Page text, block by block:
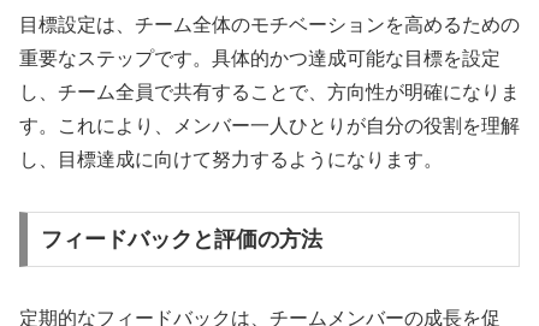
目標設定は、チーム全体のモチベーションを高めるための
重要なステップです。具体的かつ達成可能な目標を設定
し、チーム全員で共有することで、方向性が明確になりま
す。これにより、メンバー一人ひとりが自分の役割を理解
し、目標達成に向けて努力するようになります。
フィードバックと評価の方法
定期的なフィードバックは、チームメンバーの成長を促